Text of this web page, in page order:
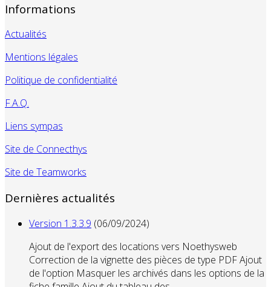
Informations
Actualités
Mentions légales
Politique de confidentialité
F.A.Q.
Liens sympas
Site de Connecthys
Site de Teamworks
Dernières actualités
Version 1.3.3.9 (06/09/2024)
Ajout de l'export des locations vers Noethysweb
Correction de la vignette des pièces de type PDF Ajout
de l'option Masquer les archivés dans les options de la